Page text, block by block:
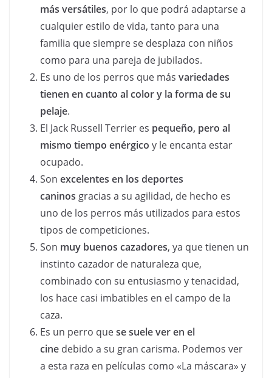
más versátiles, por lo que podrá adaptarse a
cualquier estilo de vida, tanto para una
familia que siempre se desplaza con niños
como para una pareja de jubilados.
Es uno de los perros que más variedades
tienen en cuanto al color y la forma de su
pelaje.
El Jack Russell Terrier es pequeño, pero al
mismo tiempo enérgico y le encanta estar
ocupado.
Son excelentes en los deportes
caninos gracias a su agilidad, de hecho es
uno de los perros más utilizados para estos
tipos de competiciones.
Son muy buenos cazadores, ya que tienen un
instinto cazador de naturaleza que,
combinado con su entusiasmo y tenacidad,
los hace casi imbatibles en el campo de la
caza.
Es un perro quese suele ver en el
cine debido a su gran carisma. Podemos ver
a esta raza en películas como «La máscara» y